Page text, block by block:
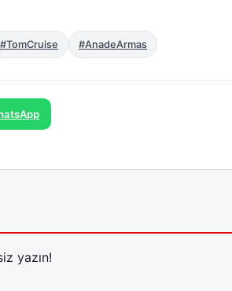
#TomCruise #AnadeArmas
yazın!